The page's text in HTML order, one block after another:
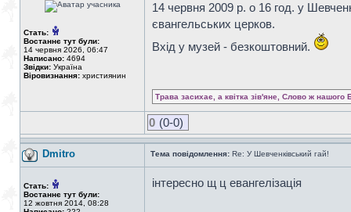
Стать:
Востаннє тут були:
14 червня 2026, 06:47
Написано: 4694
Звідки: Україна
Віровизнання: християнин
14 червня 2009 р. о 16 год. у
євангельських церков.
Вхід у музей - безкоштовний.
Трава засихає, а квітка зів'яне, Слово ж нашого
0 (0-0)
Dmitro Тема повідомлення: Re: У Шевченківський гай!
Стать:
Востаннє тут були:
12 жовтня 2014, 08:28
інтересно щ ц евангелізація